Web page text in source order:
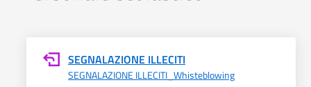
SEGNALAZIONE ILLECITI
SEGNALAZIONE ILLECITI_Whisteblowing